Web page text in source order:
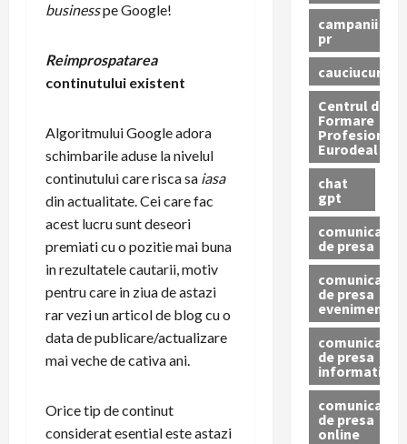
businesspe Google!
Reimprospatarea
continutului existent
Algoritmului Google adora
schimbarile aduse la nivelul
continutului care risca sa iasa
din actualitate. Cei care fac
acest lucru sunt deseori
premiati cu o pozitie mai buna
in rezultatele cautarii, motiv
pentru care in ziua de astazi
rar vezi un articol de blog cu o
data de publicare/actualizare
mai veche de cativa ani.
Orice tip de continut
considerat esential este astazi
campanii
pr
cauciucuri
Centrul de
Formare
Profesionala
Eurodeal
chat
gpt
comunicat
de presa
comunicat
de presa
eveniment
comunicat
de presa
informativ
comunicat
de presa
online